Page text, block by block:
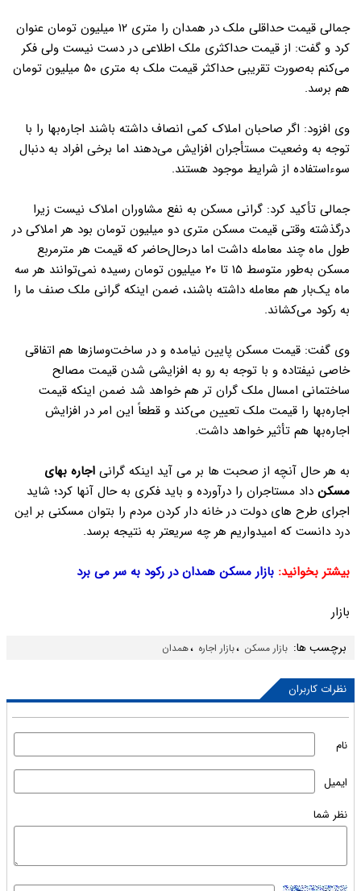
جمالی قیمت حداقلی ملک در همدان را متری ۱۲ میلیون تومان عنوان
کرد و گفت: از قیمت حداکثری ملک اطلاعی در دست نیست ولی فکر
می‌کنم به‌صورت تقریبی حداکثر قیمت ملک به متری ۵۰ میلیون تومان
هم برسد.
وی افزود: اگر صاحبان املاک کمی انصاف داشته باشند اجاره‌بها را با
توجه به وضعیت مستأجران افزایش می‌دهند اما برخی افراد به دنبال
سوءاستفاده از شرایط موجود هستند.
جمالی تأکید کرد: گرانی مسکن به نفع مشاوران املاک نیست زیرا
درگذشته وقتی قیمت مسکن متری دو میلیون تومان بود هر املاکی در
طول ماه چند معامله داشت اما درحال‌حاضر که قیمت هر مترمربع
مسکن به‌طور متوسط ۱۵ تا ۲۰ میلیون تومان رسیده نمی‌توانند هر سه
ماه یک‌بار هم معامله داشته باشند، ضمن اینکه گرانی ملک صنف ما را
به رکود می‌کشاند.
وی گفت: قیمت مسکن پایین نیامده و در ساخت‌وسازها هم اتفاقی
خاصی نیفتاده و با توجه به رو به افزایشی شدن قیمت مصالح
ساختمانی امسال ملک گران تر هم خواهد شد ضمن اینکه قیمت
اجاره‌بها را قیمت ملک تعیین می‌کند و قطعاً این امر در افزایش
اجاره‌بها هم تأثیر خواهد داشت.
به هر حال آنچه از صحبت ها بر می آید اینکه گرانی اجاره بهای
مسکن داد مستاجران را درآورده و باید فکری به حال آنها کرد؛ شاید
اجرای طرح های دولت در خانه دار کردن مردم را بتوان مسکنی بر این
درد دانست که امیدواریم هر چه سریعتر به نتیجه برسد.
بیشتر بخوانید: بازار مسکن همدان در رکود به سر می برد
بازار
برچسب ها: بازار مسکن ،بازار اجاره ،همدان
نظرات کاربران
نام
ایمیل
نظر شما